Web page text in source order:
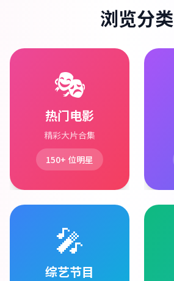
浏览分类
🎭
热门电影
精彩大片合集
150+ 位明星
🎤
综艺节目